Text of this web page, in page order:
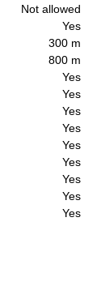
Not allowed
Yes
300 m
800 m
Yes
Yes
Yes
Yes
Yes
Yes
Yes
Yes
Yes